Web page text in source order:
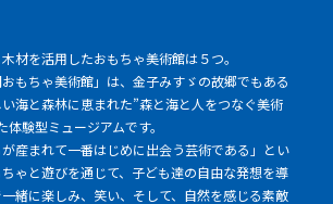
材を活用したおもちゃ美術館は５つ。
もちゃ美術館」は、金子みすゞの故郷でもある
海と森林に恵まれた”森と海と人をつなぐ美術
験型ミュージアムです。
が産まれて一番はじめに出会う芸術である」とい
ゃと遊びを通じて、子ども達の自由な発想を導
緒に楽しみ、笑い、そして、自然を感じる素敵